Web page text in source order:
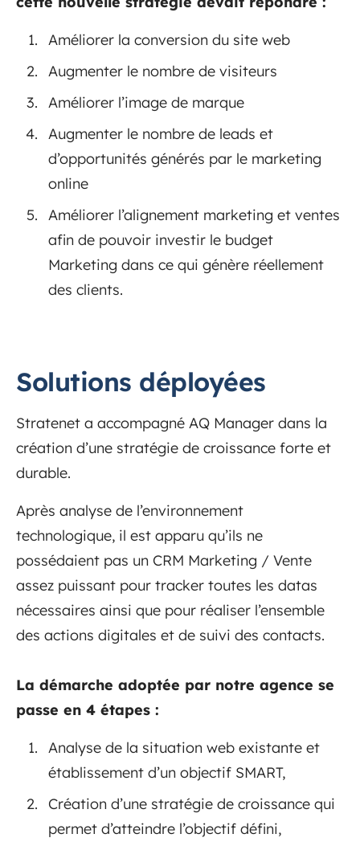
Améliorer la conversion du site web
Augmenter le nombre de visiteurs
Améliorer l’image de marque
Augmenter le nombre de leads et
d’opportunités générés par le marketing
online
Améliorer l’alignement marketing et ventes
afin de pouvoir investir le budget
Marketing dans ce qui génère réellement
des clients.
Solutions déployées
Stratenet a accompagné AQ Manager dans la
création d’une stratégie de croissance forte et
durable.
Après analyse de l’environnement
technologique, il est apparu qu’ils ne
possédaient pas un CRM Marketing / Vente
assez puissant pour tracker toutes les datas
nécessaires ainsi que pour réaliser l’ensemble
des actions digitales et de suivi des contacts.
La démarche adoptée par notre agence se
passe en 4 étapes :
Analyse de la situation web existante et
établissement d’un objectif SMART,
Création d’une stratégie de croissance qui
permet d’atteindre l’objectif défini,